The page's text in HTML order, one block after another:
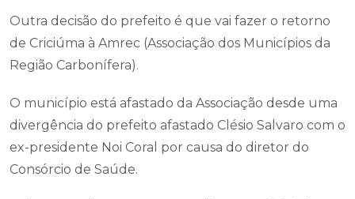
Outra decisão do prefeito é que vai fazer o retorno
de Criciúma à Amrec (Associação dos Municípios da
Região Carbonífera).
O município está afastado da Associação desde uma
divergência do prefeito afastado Clésio Salvaro com o
ex-presidente Noi Coral por causa do diretor do
Consórcio de Saúde.